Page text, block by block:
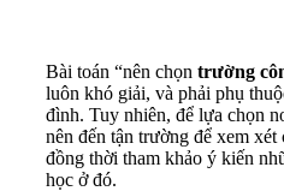
Bài toán “nên chọn trường
luôn khó giải, và phải phụ
đình. Tuy nhiên, để lựa chọn
nên đến tận trường để xem xét
đồng thời tham khảo ý kiến
học ở đó.